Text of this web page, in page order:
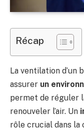
Récap
La ventilation d’un
assurer un
permet de réguler
renouveler l’air. Un
rôle crucial dans la